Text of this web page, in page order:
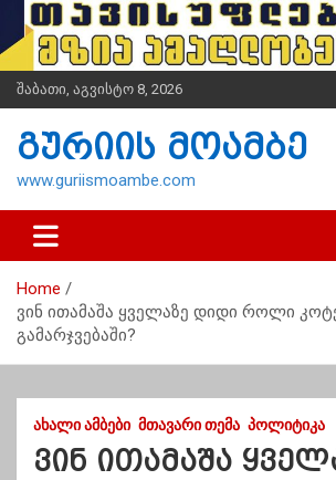
i
t
n
შაბათი, აგვისტო 8, 2026
გურიის მოამბე
www.guriismoambe.com
Home
ვინ ითამაშა ყველაზე დიდი როლი
გამარჯვებაში?
ᲐᲮᲐᲚᲘ ᲐᲛᲑᲔᲑᲘ ᲛᲗᲐᲕᲐᲠᲘ ᲗᲔᲛᲐ ᲞᲝᲚᲘᲢᲘᲙᲐ
ვინ ითამაშა